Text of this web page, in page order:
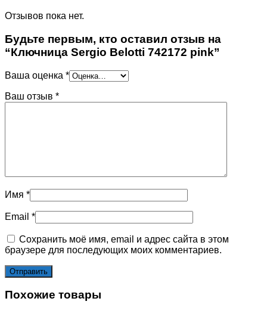
Отзывов пока нет.
Будьте первым, кто оставил отзыв на
“Ключница Sergio Belotti 742172 pink”
Ваша оценка *
Ваш отзыв *
Имя *
Email *
Сохранить моё имя, email и адрес сайта в этом
браузере для последующих моих комментариев.
Похожие товары